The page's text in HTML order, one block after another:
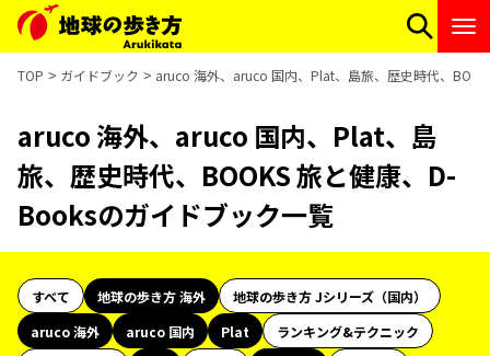
TOP ガイドブック aruco 海外、aruco 国内、Plat、島旅、歴史時代、
aruco 海外、aruco 国内、Plat、島
旅、歴史時代、BOOKS 旅と健康、D-
Booksのガイドブック一覧
すべて 地球の歩き方 海外
地球の歩き方 Jシリーズ（国内）
aruco 海外
aruco 国内 Plat
ランキング&テクニック